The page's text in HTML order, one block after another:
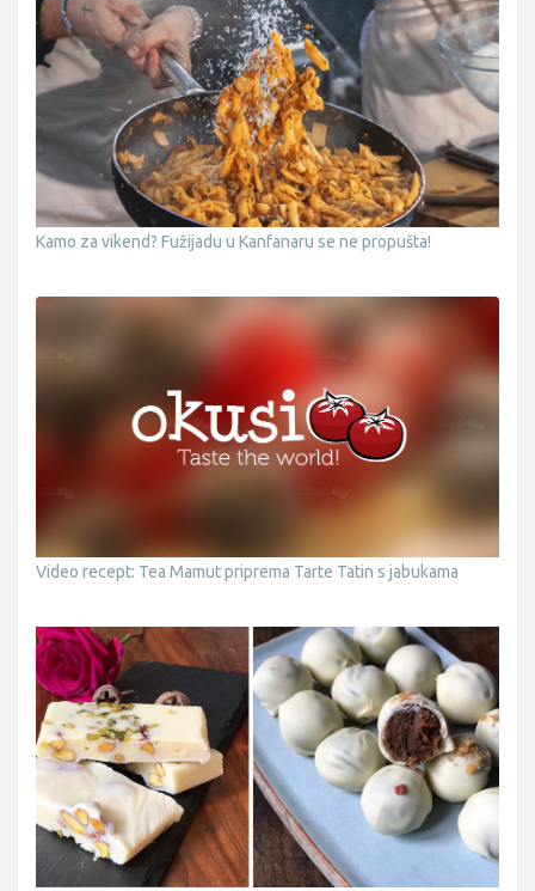
Kamo za vikend? Fužijadu u Kanfanaru se ne propušta!
Video recept: Tea Mamut priprema Tarte Tatin s jabukama